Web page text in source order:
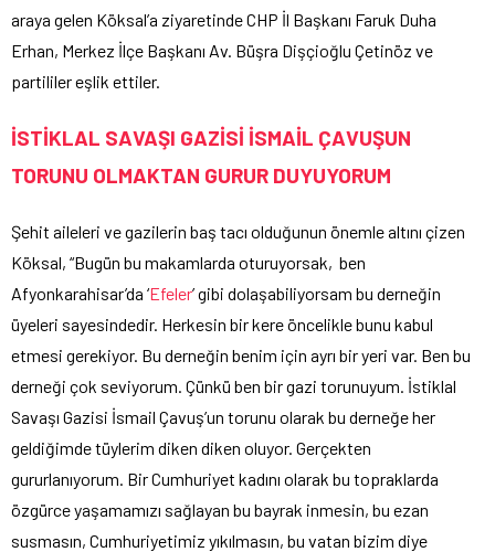
araya gelen Köksal’a ziyaretinde CHP İl Başkanı Faruk Duha
Erhan, Merkez İlçe Başkanı Av. Büşra Dişçioğlu Çetinöz ve
partililer eşlik ettiler.
İSTİKLAL SAVAŞI GAZİSİ İSMAİL ÇAVUŞUN
TORUNU OLMAKTAN GURUR DUYUYORUM
Şehit aileleri ve gazilerin baş tacı olduğunun önemle altını çizen
Köksal, “Bugün bu makamlarda oturuyorsak, ben
Afyonkarahisar’da ‘Efeler’ gibi dolaşabiliyorsam bu derneğin
üyeleri sayesindedir. Herkesin bir kere öncelikle bunu kabul
etmesi gerekiyor. Bu derneğin benim için ayrı bir yeri var. Ben bu
derneği çok seviyorum. Çünkü ben bir gazi torunuyum. İstiklal
Savaşı Gazisi İsmail Çavuş’un torunu olarak bu derneğe her
geldiğimde tüylerim diken diken oluyor. Gerçekten
gururlanıyorum. Bir Cumhuriyet kadını olarak bu topraklarda
özgürce yaşamamızı sağlayan bu bayrak inmesin, bu ezan
susmasın, Cumhuriyetimiz yıkılmasın, bu vatan bizim diye